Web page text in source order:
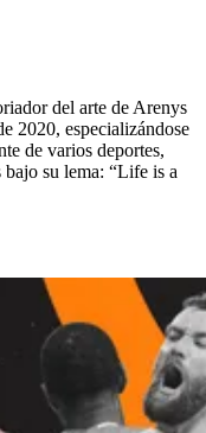
del arte de Arenys
2020, especializándose
de varios deportes,
su lema: “Life is a